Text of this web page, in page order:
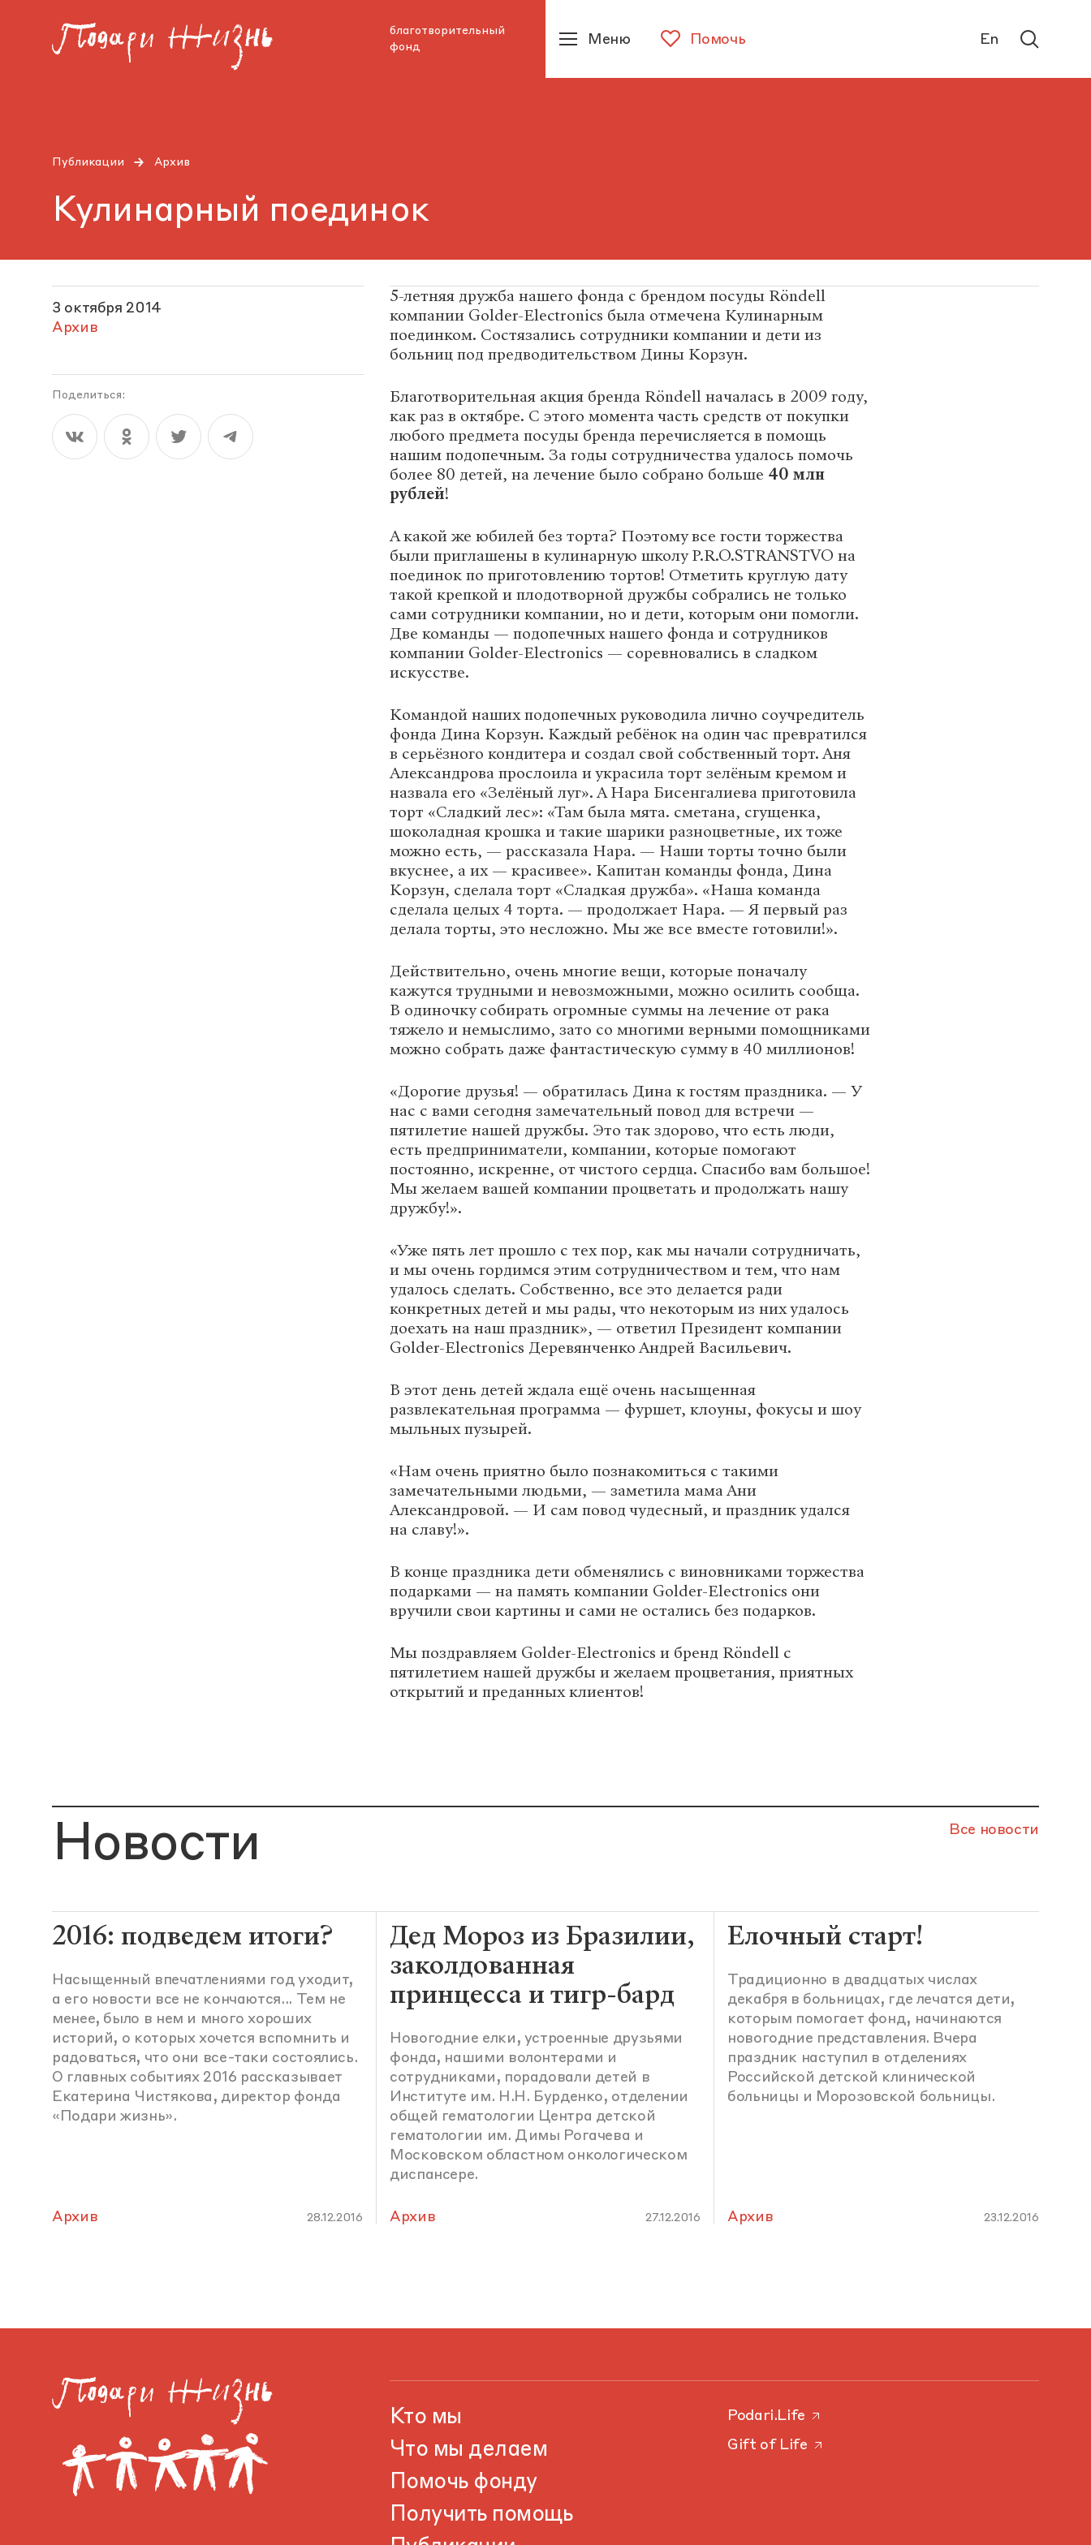
благотворительный
фонд
Помочь
Меню En
Публикации Архив
Кулинарный поединок
3 октября 2014
Архив
Поделиться:
5-летняя дружба нашего фонда с брендом посуды Röndell
компании Golder-Electronics была отмечена Кулинарным
поединком. Состязались сотрудники компании и дети из
больниц под предводительством Дины Корзун.
Благотворительная акция бренда Röndell началась в 2009 году,
как раз в октябре. С этого момента часть средств от покупки
любого предмета посуды бренда перечисляется в помощь
нашим подопечным. За годы сотрудничества удалось помочь
более 80 детей, на лечение было собрано больше 40 млн
рублей!
А какой же юбилей без торта? Поэтому все гости торжества
были приглашены в кулинарную школу P.R.O.STRANSTVO на
поединок по приготовлению тортов! Отметить круглую дату
такой крепкой и плодотворной дружбы собрались не только
сами сотрудники компании, но и дети, которым они помогли.
Две команды — подопечных нашего фонда и сотрудников
компании Golder-Electronics — соревновались в сладком
искусстве.
Командой наших подопечных руководила лично соучредитель
фонда Дина Корзун. Каждый ребёнок на один час превратился
в серьёзного кондитера и создал свой собственный торт. Аня
Александрова прослоила и украсила торт зелёным кремом и
назвала его «Зелёный луг». А Нара Бисенгалиева приготовила
торт «Сладкий лес»: «Там была мята. сметана, сгущенка,
шоколадная крошка и такие шарики разноцветные, их тоже
можно есть, — рассказала Нара. — Наши торты точно были
вкуснее, а их — красивее». Капитан команды фонда, Дина
Корзун, сделала торт «Сладкая дружба». «Наша команда
сделала целых 4 торта. — продолжает Нара. — Я первый раз
делала торты, это несложно. Мы же все вместе готовили!».
Действительно, очень многие вещи, которые поначалу
кажутся трудными и невозможными, можно осилить сообща.
В одиночку собирать огромные суммы на лечение от рака
тяжело и немыслимо, зато со многими верными помощниками
можно собрать даже фантастическую сумму в 40 миллионов!
«Дорогие друзья! — обратилась Дина к гостям праздника. — У
нас с вами сегодня замечательный повод для встречи —
пятилетие нашей дружбы. Это так здорово, что есть люди,
есть предприниматели, компании, которые помогают
постоянно, искренне, от чистого сердца. Спасибо вам большое!
Мы желаем вашей компании процветать и продолжать нашу
дружбу!».
«Уже пять лет прошло с тех пор, как мы начали сотрудничать,
и мы очень гордимся этим сотрудничеством и тем, что нам
удалось сделать. Собственно, все это делается ради
конкретных детей и мы рады, что некоторым из них удалось
доехать на наш праздник», — ответил Президент компании
Golder-Electronics Деревянченко Андрей Васильевич.
В этот день детей ждала ещё очень насыщенная
развлекательная программа — фуршет, клоуны, фокусы и шоу
мыльных пузырей.
«Нам очень приятно было познакомиться с такими
замечательными людьми, — заметила мама Ани
Александровой. — И сам повод чудесный, и праздник удался
на славу!».
В конце праздника дети обменялись с виновниками торжества
подарками — на память компании Golder-Electronics они
вручили свои картины и сами не остались без подарков.
Мы поздравляем Golder-Electronics и бренд Röndell с
пятилетием нашей дружбы и желаем процветания, приятных
открытий и преданных клиентов!
Новости Все новости
2016: подведем итоги?
Насыщенный впечатлениями год уходит,
а его новости все не кончаются... Тем не
менее, было в нем и много хороших
историй, о которых хочется вспомнить и
радоваться, что они все-таки состоялись.
О главных событиях 2016 рассказывает
Екатерина Чистякова, директор фонда
«Подари жизнь».
Архив 28.12.2016
Дед Мороз из Бразилии,
заколдованная
принцесса и тигр-бард
Новогодние елки, устроенные друзьями
фонда, нашими волонтерами и
сотрудниками, порадовали детей в
Институте им. Н.Н. Бурденко, отделении
общей гематологии Центра детской
гематологии им. Димы Рогачева и
Московском областном онкологическом
диспансере.
Архив 27.12.2016
Елочный старт!
Традиционно в двадцатых числах
декабря в больницах, где лечатся дети,
которым помогает фонд, начинаются
новогодние представления. Вчера
праздник наступил в отделениях
Российской детской клинической
больницы и Морозовской больницы.
Архив 23.12.2016
Кто мы
Что мы делаем
Помочь фонду
Получить помощь
Podari.Life
Gift of Life